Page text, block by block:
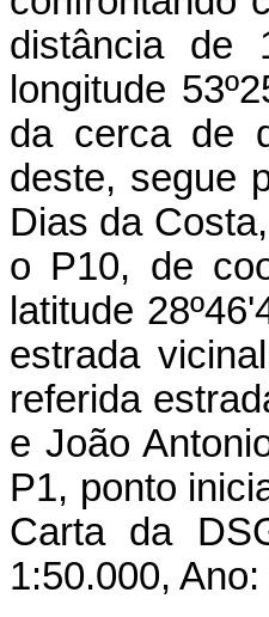
distância de
longitude
da cerca de
deste, segue
Dias da
o P10, de
latitude
estrada
referida
e João
P1, ponto
Carta da
1:50.000,